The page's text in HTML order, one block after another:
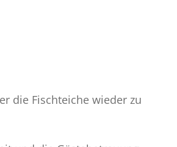
die Fischteiche wieder zu